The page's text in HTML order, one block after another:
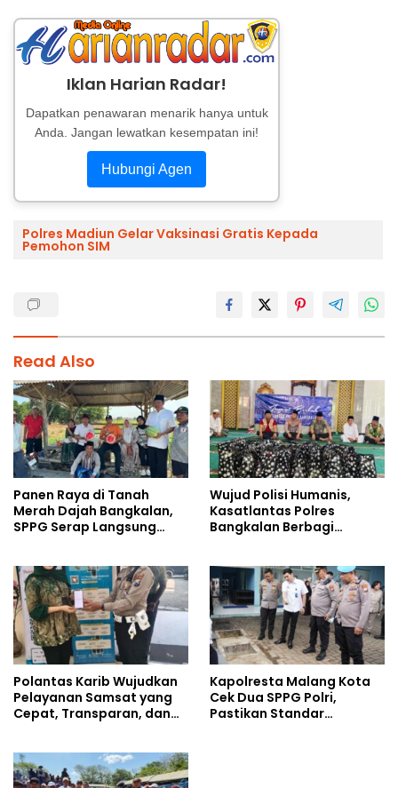
Iklan Harian Radar!
Dapatkan penawaran menarik hanya untuk
Anda. Jangan lewatkan kesempatan ini!
Hubungi Agen
Polres Madiun Gelar Vaksinasi Gratis Kepada
Pemohon SIM
Read Also
Panen Raya di Tanah
Merah Dajah Bangkalan,
SPPG Serap Langsung
Wujud Polisi Humanis,
Kasatlantas Polres
Bangkalan Berbagi
Ahmad Ibrahim
Polantas Karib Wujudkan
Pelayanan Samsat yang
Cepat, Transparan, dan
Kapolresta Malang Kota
Cek Dua SPPG Polri,
Pastikan Standar